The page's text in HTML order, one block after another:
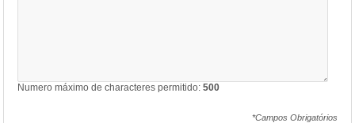
Numero máximo de characteres permitido:500
*Campos Obrigatórios